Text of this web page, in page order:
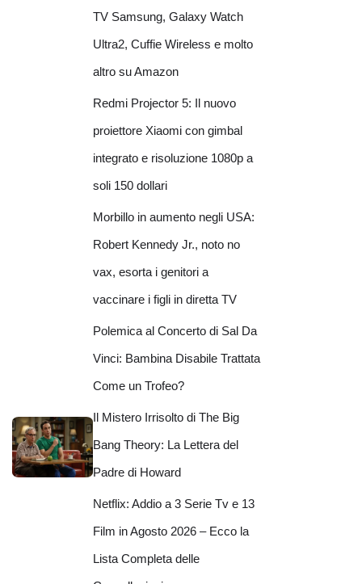
TV Samsung, Galaxy Watch
Ultra2, Cuffie Wireless e molto
altro su Amazon
Redmi Projector 5: Il nuovo
proiettore Xiaomi con gimbal
integrato e risoluzione 1080p a
soli 150 dollari
Morbillo in aumento negli USA:
Robert Kennedy Jr., noto no
vax, esorta i genitori a
vaccinare i figli in diretta TV
Polemica al Concerto di Sal Da
Vinci: Bambina Disabile Trattata
Come un Trofeo?
Il Mistero Irrisolto di The Big
Bang Theory: La Lettera del
Padre di Howard
Netflix: Addio a 3 Serie Tv e 13
Film in Agosto 2026 – Ecco la
Lista Completa delle